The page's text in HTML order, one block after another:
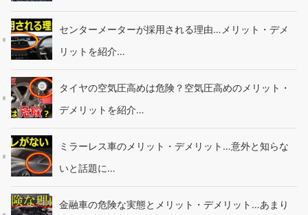
センターメーターが採用される理由…メリット・デメ
リットを紹介…
タイヤの空気圧高めは危険？空気圧高めのメリット・
デメリットを紹介…
ミラーレス車のメリット・デメリット…意外と知らな
いと話題に…
金融車の危険な実態とメリット・デメリット…あまり